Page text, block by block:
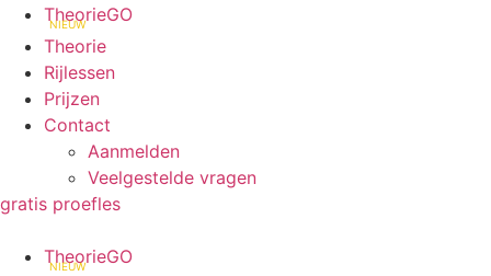
TheorieGO
NIEUW
Theorie
Rijlessen
Prijzen
Contact
Aanmelden
Veelgestelde vragen
gratis proefles
TheorieGO
NIEUW